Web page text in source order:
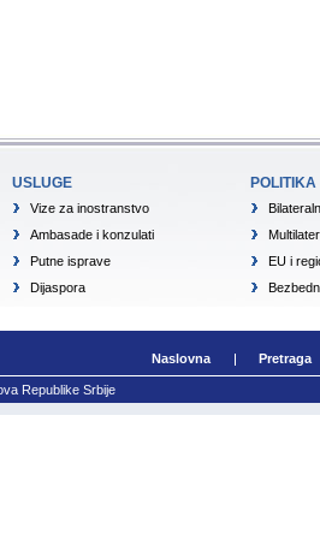
USLUGE
Vize za inostranstvo
Ambasade i konzulati
Putne isprave
Dijaspora
POLITIKA
EU i
Naslovna Pretraga
Republike Srbije